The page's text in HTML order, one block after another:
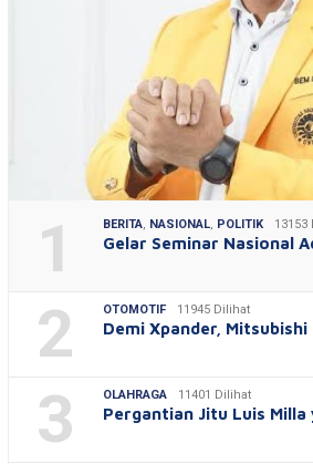
1 BERITA, NASIONAL, POLITIK 13153
Gelar Seminar Nasional
2 OTOMOTIF 11945 Dilihat
Demi Xpander,
3 OLAHRAGA 11401 Dilihat
Pergantian Jitu Luis